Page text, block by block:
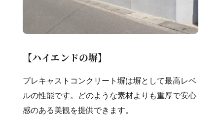
【ハイエンドの塀】
プレキャストコンクリート塀は塀として最高レベ
ルの性能です。どのような素材よりも重厚で安心
感のある美観を提供できます。